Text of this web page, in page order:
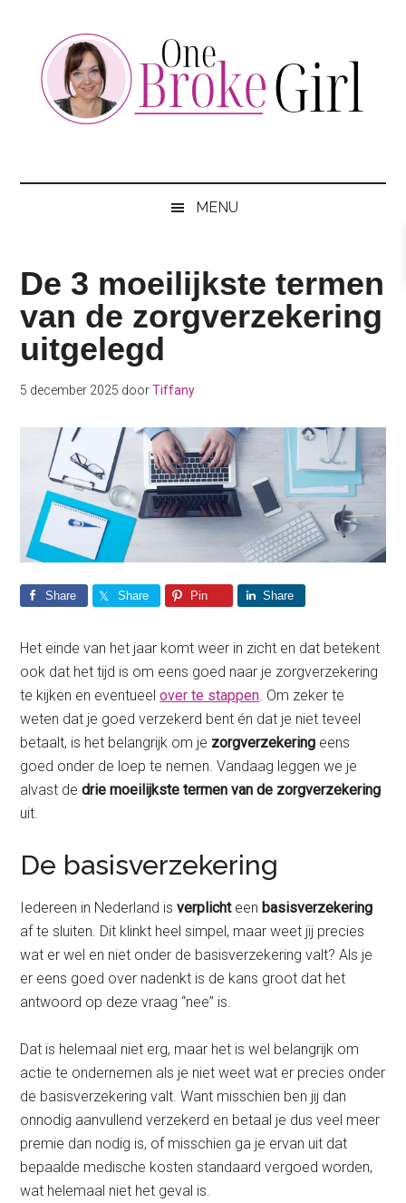
content
secondary
MENU
De 3 moeilijkste termen
van de zorgverzekering
uitgelegd
5 december 2025 doorTiffany
Share Share Pin Share
Het einde van het jaar komt weer in zicht en dat betekent
ook dat het tijd is om eens goed naar je zorgverzekering
te kijken en eventueelover te stappen. Om zeker te
weten dat je goed verzekerd bent én dat je niet teveel
betaalt, is het belangrijk om je zorgverzekering eens
goed onder de loep te nemen. Vandaag leggen we je
alvast dedrie moeilijkste termen van de zorgverzekering
uit.
De basisverzekering
Iedereen in Nederland isverplicht eenbasisverzekering
af te sluiten. Dit klinkt heel simpel, maar weet jij precies
wat er wel en niet onder de basisverzekering valt? Als je
er eens goed over nadenkt is de kans groot dat het
antwoord op deze vraag “nee” is.
Dat is helemaal niet erg, maar het is wel belangrijk om
actie te ondernemen als je niet weet wat er precies onder
de basisverzekering valt. Want misschien ben jij dan
onnodig aanvullend verzekerd en betaal je dus veel meer
premie dan nodig is, of misschien ga je ervan uit dat
bepaalde medische kosten standaard vergoed worden,
wat helemaal niet het geval is.